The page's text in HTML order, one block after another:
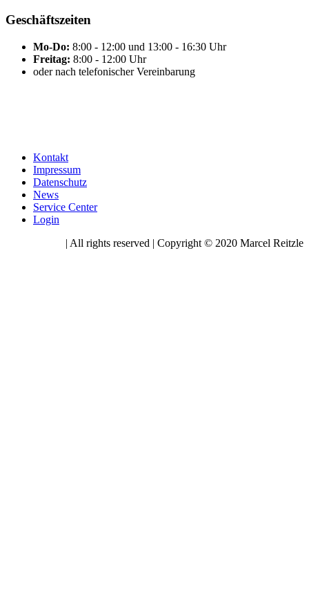
Geschäftszeiten
Mo-Do: 8:00 - 12:00 und 13:00 - 16:30 Uhr
Freitag: 8:00 - 12:00 Uhr
oder nach telefonischer Vereinbarung
Kontakt
Impressum
Datenschutz
News
Service Center
Login
| All rights reserved | Copyright © 2020 Marcel Reitzle